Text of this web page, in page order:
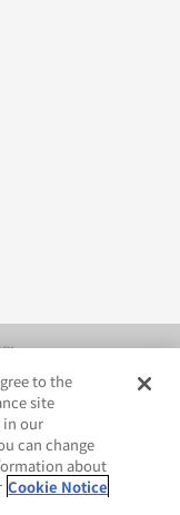
to the
site
in our
can change
about
Cookie Notice